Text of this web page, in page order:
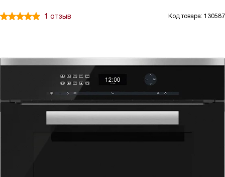
1 отзыв Код товара: 130587